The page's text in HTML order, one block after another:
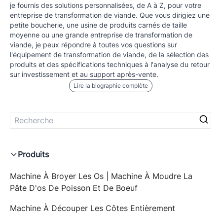
je fournis des solutions personnalisées, de A à Z, pour votre
entreprise de transformation de viande. Que vous dirigiez une
petite boucherie, une usine de produits carnés de taille
moyenne ou une grande entreprise de transformation de
viande, je peux répondre à toutes vos questions sur
l'équipement de transformation de viande, de la sélection des
produits et des spécifications techniques à l'analyse du retour
sur investissement et au support après-vente.
Lire la biographie complète
Produits
Machine À Broyer Les Os | Machine À Moudre La
Pâte D'os De Poisson Et De Boeuf
Machine À Découper Les Côtes Entièrement